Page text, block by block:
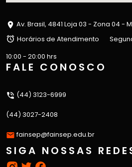
Av. Brasil, 4841 Loja 03 - Zona 04 -
Horários de Atendimento
10:00 - 20:00 hrs
FALE CONOSCO
(44) 3123-6999
(44) 3027-2408
fainsep@fainsep.edu.br
SIGA NOSSAS